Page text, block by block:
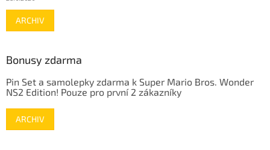
ARCHIV
Bonusy zdarma
Pin Set a samolepky zdarma k Super Mario Bros. Wonder
NS2 Edition! Pouze pro první 2 zákazníky
ARCHIV